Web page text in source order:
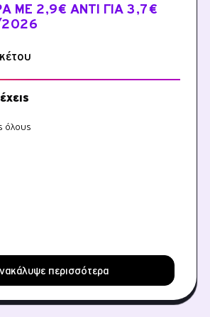
ΜΕ 2,9€ ΑΝΤΊ ΓΙΑ 3,7€
όλους
περισσότερα